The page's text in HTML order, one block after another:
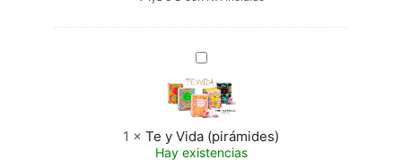
Te
y
Vida
(pirámides)
1 × Te y Vida (pirámides)
Hay existencias